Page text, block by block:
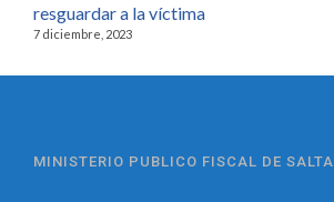
resguardar a la víctima
7 diciembre, 2023
MINISTERIO PUBLICO FISCAL DE SALTA